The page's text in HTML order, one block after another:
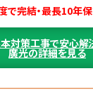
で完結・最長10年保
対策工事で安心解
廣光の詳細を見る